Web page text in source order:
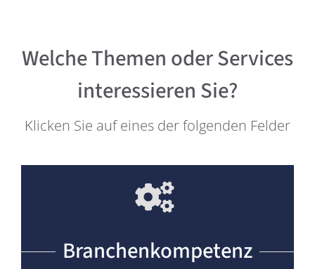
Welche Themen oder Services
interessieren Sie?
Klicken Sie auf eines der folgenden Felder
Branchenkompetenz